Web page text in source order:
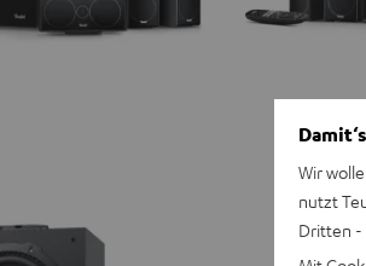
Wir
nutzt
Dritten -